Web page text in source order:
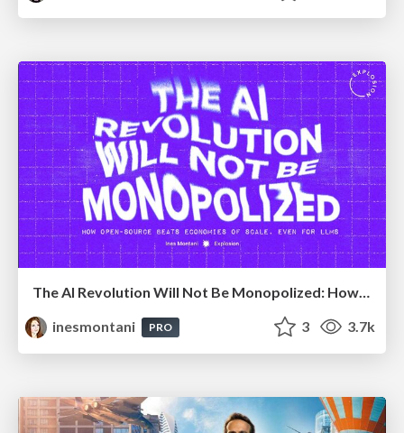
The AI Revolution Will Not Be Monopolized: How open-source beats economies of scale, even for LLMs
inesmontani
PRO 3 3.7k